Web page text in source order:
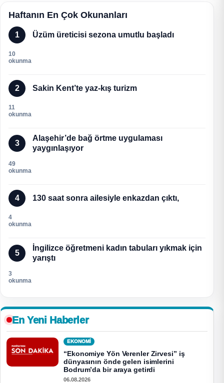
Haftanın En Çok Okunanları
1 Üzüm üreticisi sezona umutlu başladı
10
okunma
2 Sakin Kent’te yaz-kış turizm
11
okunma
3
Alaşehir’de bağ örtme uygulaması
yaygınlaşıyor
49
okunma
4 130 saat sonra ailesiyle enkazdan çıktı,
4
okunma
5
İngilizce öğretmeni kadın tabuları yıkmak için
yarıştı
3
okunma
En Yeni Haberler
EKONOMI
“Ekonomiye Yön Verenler Zirvesi” iş
dünyasının önde gelen isimlerini
Bodrum’da bir araya getirdi
06.08.2026